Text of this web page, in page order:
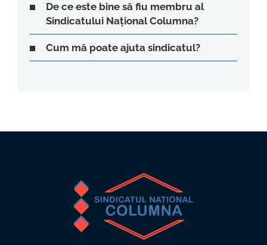
De ce este bine să fiu membru al
Sindicatului Național Columna?
Cum mă poate ajuta sindicatul?